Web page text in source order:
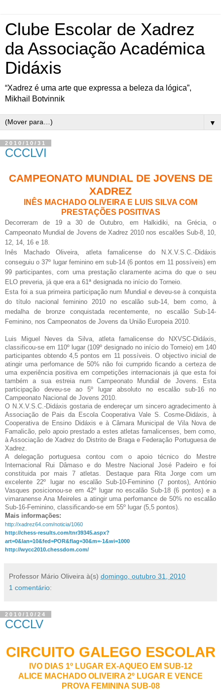
Clube Escolar de Xadrez
da Associação Académica
Didáxis
“Xadrez é uma arte que expressa a beleza da lógica”,
Mikhail Botvinnik
▼
2010/10/31
CCCLVI
CAMPEONATO MUNDIAL DE JOVENS DE
XADREZ
INÊS MACHADO OLIVEIRA E LUIS SILVA COM
PRESTAÇÕES POSITIVAS
Decorreram de 19 a 30 de Outubro, em Halkidiki, na Grécia, o
Campeonato Mundial de Jovens de Xadrez 2010 nos escalões Sub-8, 10,
12, 14, 16 e 18.
Inês Machado Oliveira, atleta famalicense do N.X.V.S.C.-Didáxis
conseguiu o 37º lugar feminino em sub-14 (6 pontos em 11 possíveis) em
99 participantes, com uma prestação claramente acima do que o seu
ELO preveria, já que era a 61ª designada no início do Torneio.
Esta foi a sua primeira participação num Mundial e deveu-se à conquista
do título nacional feminino 2010 no escalão sub-14, bem como, à
medalha de bronze conquistada recentemente, no escalão Sub-14-
Feminino, nos Campeonatos de Jovens da União Europeia 2010.
Luis Miguel Neves da Silva, atleta famalicense do NXVSC-Didáxis,
classificou-se em 110º lugar (109º designado no início do Torneio) em 140
participantes obtendo 4,5 pontos em 11 possíveis. O objectivo inicial de
atingir uma perfomance de 50% não foi cumprido ficando a certeza de
uma experiência positiva em competições internacionais já que esta foi
também a sua estreia num Campeonato Mundial de Jovens. Esta
participação deveu-se ao 5º lugar absoluto no escalão sub-16 no
Campeonato Nacional de Jovens 2010.
O N.X.V.S.C.-Didáxis gostaria de endereçar um sincero agradecimento à
Associação de Pais da Escola Cooperativa Vale S. Cosme-Didáxis, à
Cooperativa de Ensino Didáxis e à Câmara Municipal de Vila Nova de
Famalicão, pelo apoio prestado a estes atletas famalicenses, bem como,
à Associação de Xadrez do Distrito de Braga e Federação Portuguesa de
Xadrez.
A delegação portuguesa contou com o apoio técnico do Mestre
Internacional Rui Dâmaso e do Mestre Nacional José Padeiro e foi
constituida por mais 7 atletas. Destaque para Rita Jorge com um
excelente 22º lugar no escalão Sub-10-Feminino (7 pontos), António
Vasques posicionou-se em 42º lugar no escalão Sub-18 (6 pontos) e a
vimaranense Ana Meireles a atingir uma perfomance de 50% no escalão
Sub-16-Feminino, classificando-se em 55º lugar (5,5 pontos).
Mais informações:
http://xadrez64.com/noticia/1060
http://chess-results.com/tnr39345.aspx?
art=0&lan=10&fed=POR&flag=30&m=-1&wi=1000
http://wycc2010.chessdom.com/
Professor Mário Oliveira à(s) domingo, outubro 31, 2010
1 comentário:
2010/10/24
CCCLV
CIRCUITO GALEGO ESCOLAR
IVO DIAS 1º LUGAR EX-AQUEO EM SUB-12
ALICE MACHADO OLIVEIRA 2º LUGAR E VENCE
PROVA FEMININA SUB-08